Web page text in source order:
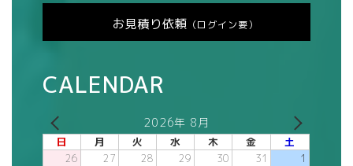
お見積り依頼 （ログイン要）
CALENDAR
2026年 8月
日 月 火 水 木 金 土
26 27 28 29 30 31 1